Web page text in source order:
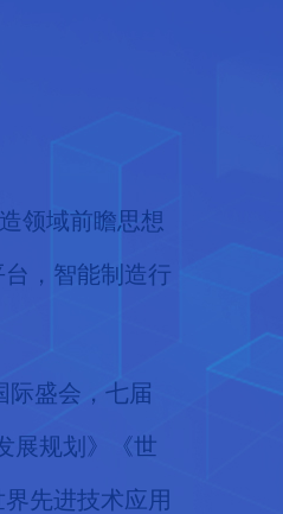
领域前瞻思想
，智能制造行
际盛会，七届
展规划》《世
先进技术应用